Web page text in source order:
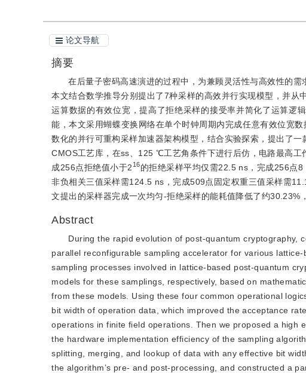
论文导航
摘要
在后量子密码高速演进的过程中，为兼顾灵活性与高效性的
本文结合数学推导分别提出了7种采样的高效并行实现模型，并
运算数据的有效位宽，提高了拒绝采样的接受率并简化了运算逻
能，本文采用蝴蝶变换网络在单个时钟周期内完成任意有效位宽
数化的并行可重构采样加速器架构模型，结合实验探索，提出了
CMOS工艺库，在ss、125 ℃工艺角条件下进行后仿，电路最高
成256点拒绝值小于2 16的拒绝采样平均仅需22.5 ns，完成256点
非负相关三值采样需124.5 ns，完成509点固定权重三值采样需
文提出的采样器完成一次均匀-拒绝采样的能耗值降低了约30.23%
Abstract
During the rapid evolution of post-quantum cryptography,
parallel reconfigurable sampling accelerator for various
sampling processes involved in lattice-based post-quantum
models for these samplings, respectively, based on
from these models. Using these four common operational
bit width of operation data, which improved the acceptance
operations in finite field operations. Then we proposed a high
the hardware implementation efficiency of the sampling
splitting, merging, and lookup of data with any effective bit
the algorithm’s pre- and post-processing, and constructed a